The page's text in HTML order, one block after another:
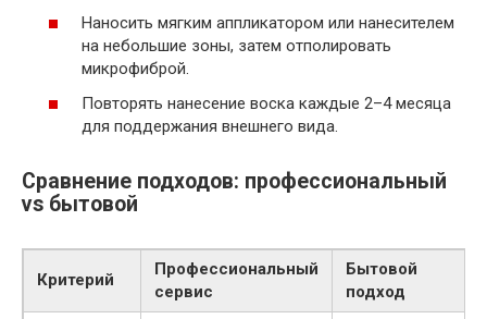
Наносить мягким аппликатором или нанесителем
на небольшие зоны, затем отполировать
микрофиброй.
Повторять нанесение воска каждые 2–4 месяца
для поддержания внешнего вида.
Сравнение подходов: профессиональный
vs бытовой
Критерий
Профессиональный
сервис
Бытовой
подход